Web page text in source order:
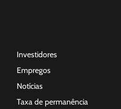
Investidores
Empregos
Notícias
Taxa de permanência